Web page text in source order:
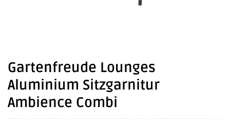
Gartenfreude Lounges
Aluminium Sitzgarnitur
Ambience Combi